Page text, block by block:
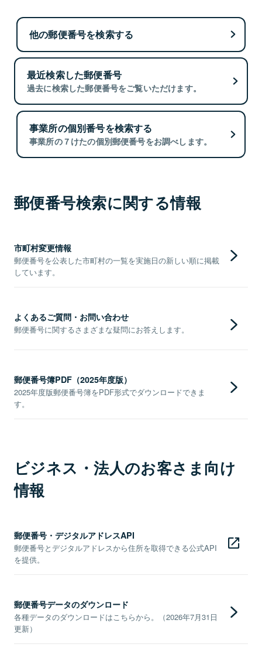
他の郵便番号を検索する
最近検索した郵便番号
過去に検索した郵便番号をご覧いただけます。
事業所の個別番号を検索する
事業所の７けたの個別郵便番号をお調べします。
郵便番号検索に関する情報
市町村変更情報
郵便番号を公表した市町村の一覧を実施日の新しい順に掲載
しています。
よくあるご質問・お問い合わせ
郵便番号に関するさまざまな疑問にお答えします。
郵便番号簿PDF（2025年度版）
2025年度版郵便番号簿をPDF形式でダウンロードできま
す。
ビジネス・法人のお客さま向け
情報
郵便番号・デジタルアドレスAPI
郵便番号とデジタルアドレスから住所を取得できる公式API
を提供。
郵便番号データのダウンロード
各種データのダウンロードはこちらから。（2026年7月31日
更新）